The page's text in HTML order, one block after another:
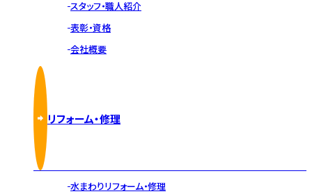
スタッフ・職人紹介
表彰・資格
会社概要
リフォーム・修理
水まわりリフォーム・修理